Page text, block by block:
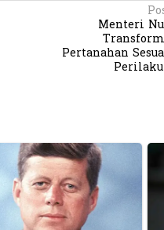
Menteri
Pertanahan